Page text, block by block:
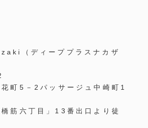
（ディーププラスナカザ
町 5 － 2パッサージュ中崎町 1
筋六丁目」 13 番出口より徒